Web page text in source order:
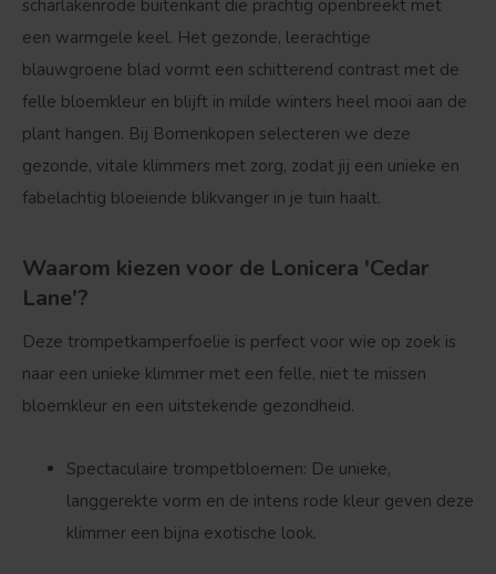
scharlakenrode buitenkant die prachtig openbreekt met
een warmgele keel. Het gezonde, leerachtige
blauwgroene blad vormt een schitterend contrast met de
felle bloemkleur en blijft in milde winters heel mooi aan de
plant hangen. Bij Bomenkopen selecteren we deze
gezonde, vitale klimmers met zorg, zodat jij een unieke en
fabelachtig bloeiende blikvanger in je tuin haalt.
Waarom kiezen voor de Lonicera 'Cedar
Lane'?
Deze trompetkamperfoelie is perfect voor wie op zoek is
naar een unieke klimmer met een felle, niet te missen
bloemkleur en een uitstekende gezondheid.
Spectaculaire trompetbloemen: De unieke,
langgerekte vorm en de intens rode kleur geven deze
klimmer een bijna exotische look.
Bolvorm Verspreide vorm